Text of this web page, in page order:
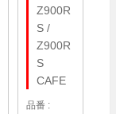
Z900R
S /
Z900R
S
CAFE
品番 :